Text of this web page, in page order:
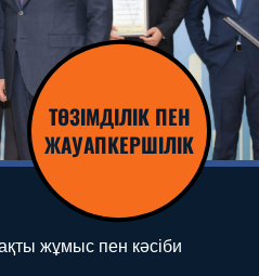
ТӨЗІМДІЛІК ПЕН
ЖАУАПКЕРШІЛІК
жұмыс пен кәсіби